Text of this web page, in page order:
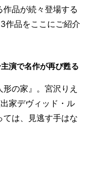
品が続々登場する
作品をここにご紹介
演で名作が再び甦る
の家』。宮沢りえ
家デヴィッド・ル
ては、見逃す手はな